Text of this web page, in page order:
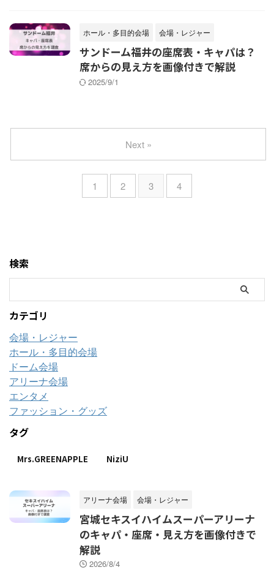
ホール・多目的会場 会場・レジャー
サンドーム福井の座席表・キャパは？
席からの見え方を画像付きで解説
2025/9/1
1 2 3 4
Next »
検索
カテゴリ
会場・レジャー
ホール・多目的会場
ドーム会場
アリーナ会場
エンタメ
ファッション・グッズ
タグ
Mrs.GREENAPPLE NiziU
アリーナ会場 会場・レジャー
宮城セキスイハイムスーパーアリーナ
のキャパ・座席・見え方を画像付きで
解説
2026/8/4